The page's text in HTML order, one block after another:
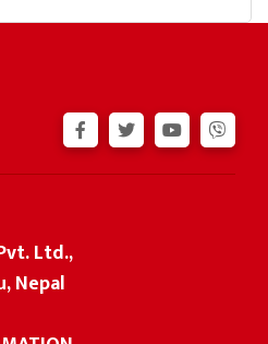
Ltd.,
Nepal